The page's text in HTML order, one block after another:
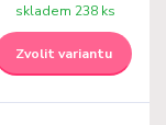
skladem 238 ks
Zvolit variantu